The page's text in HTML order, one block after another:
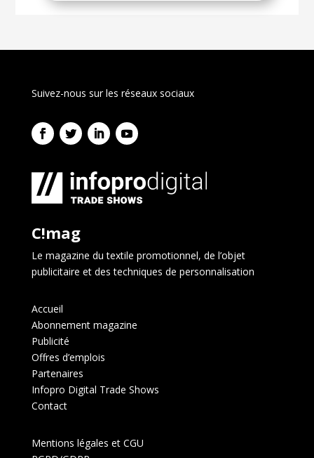
Suivez-nous sur les réseaux sociaux
C!mag
Le magazine du textile promotionnel, de l’objet
publicitaire et des techniques de personnalisation
Accueil
Abonnement magazine
Publicité
Offres d’emplois
Partenaires
Infopro Digital Trade Shows
Contact
Mentions légales et CGU